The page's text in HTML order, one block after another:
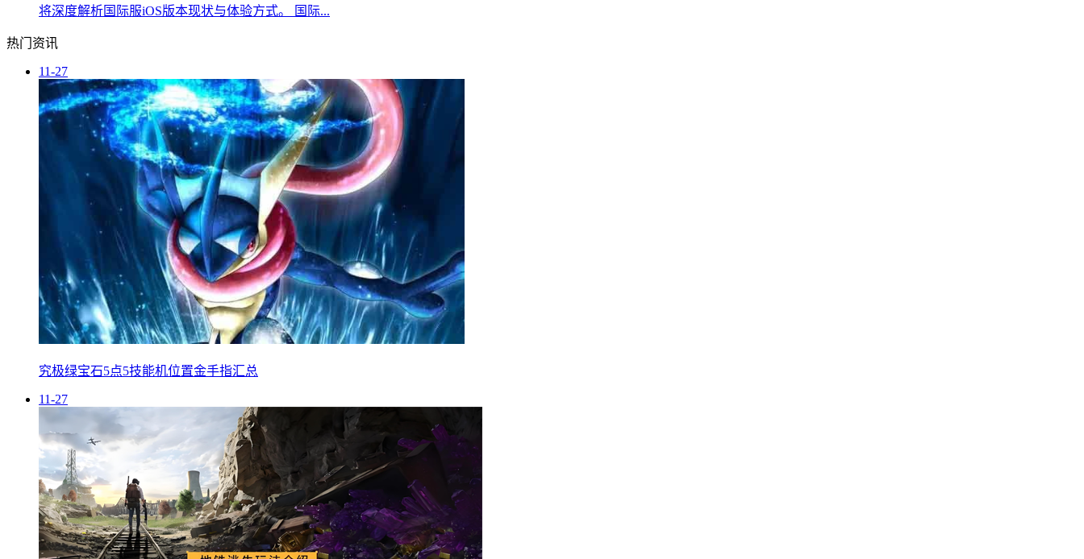
将深度解析国际服iOS版本现状与体验方式。 国际...
热门资讯
11-27
究极绿宝石5点5技能机位置金手指汇总
11-27